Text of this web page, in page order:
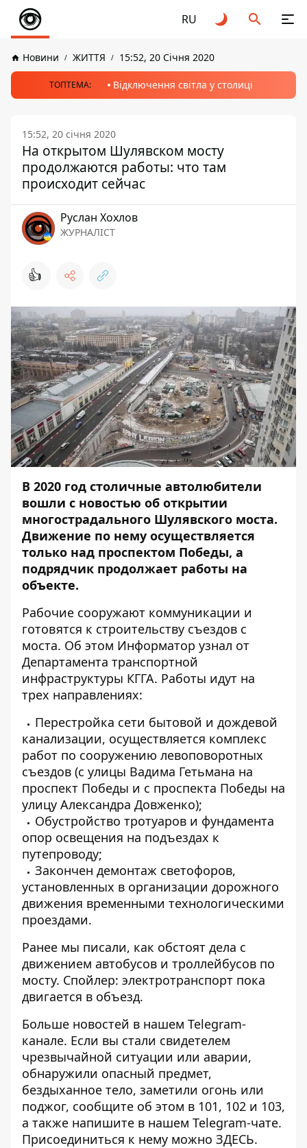
RU
Новини ЖИТТЯ 15:52, 20 Січня 2020
ТОПТЕМА: Відключення світла у столиці
15:52, 20 січня 2020
На открытом Шулявском мосту
продолжаются работы: что там
происходит сейчас
Руслан Хохлов
ЖУРНАЛІСТ
👍
В 2020 год столичные автолюбители
вошли с новостью об открытии
многострадального Шулявского моста.
Движение по нему осуществляется
только над проспектом Победы, а
подрядчик продолжает работы на
объекте.
Рабочие сооружают коммуникации и
готовятся к строительству съездов с
моста. Об этом Информатор узнал от
Департамента транспортной
инфраструктуры КГГА. Работы идут на
трех направлениях:
Перестройка сети бытовой и дождевой
канализации, осуществляется комплекс
работ по сооружению левоповоротных
съездов (с улицы Вадима Гетьмана на
проспект Победы и с проспекта Победы на
улицу Александра Довженко);
Обустройство тротуаров и фундамента
опор освещения на подъездах к
путепроводу;
Закончен демонтаж светофоров,
установленных в организации дорожного
движения временными технологическими
проездами.
Ранее мы писали, как обстоят дела с
движением автобусов и троллейбусов по
мосту. Спойлер: электротранспорт пока
двигается в объезд.
Больше новостей в нашем Telegram-
канале. Если вы стали свидетелем
чрезвычайной ситуации или аварии,
обнаружили опасный предмет,
бездыханное тело, заметили огонь или
поджог, сообщите об этом в 101, 102 и 103,
а также напишите в нашем Telegram-чате.
Присоединиться к нему можно ЗДЕСЬ.